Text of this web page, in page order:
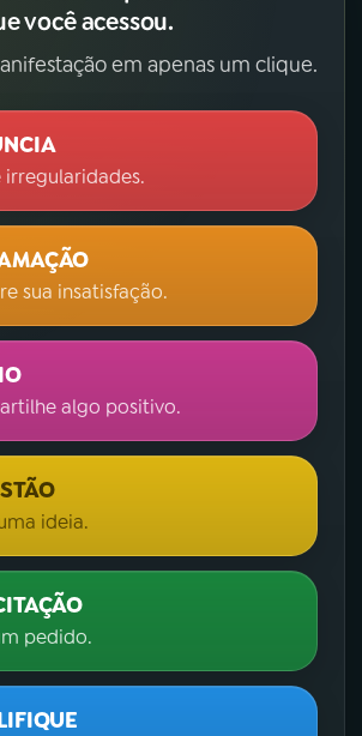
você acessou.
em apenas um clique.
irregularidades.
sua insatisfação.
algo positivo.
ideia.
pedido.